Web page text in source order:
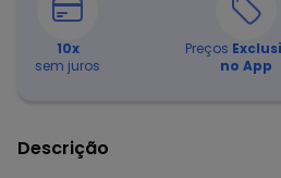
10x
sem juros
Preços
no App
Descrição